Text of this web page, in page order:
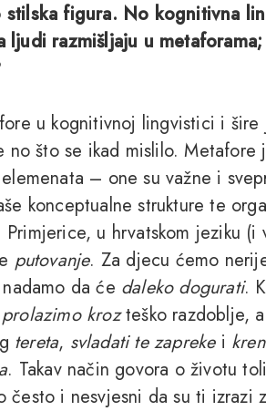
figura. No kognitivna
razmišljaju u
u kognitivnoj lingvistici i šire
što se ikad mislilo. Metafore
– one su važne i
konceptualne strukture te
u hrvatskom jeziku (i
putovanje. Za djecu ćemo
da će daleko dogurati.
prolazimo krozteško razdoblje,
tereta, svladati te zaprekei
. Takav način govora o životu
često i nesvjesni da su ti izrazi